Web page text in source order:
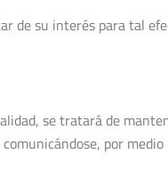
de su interés para tal
se tratará de
por medio